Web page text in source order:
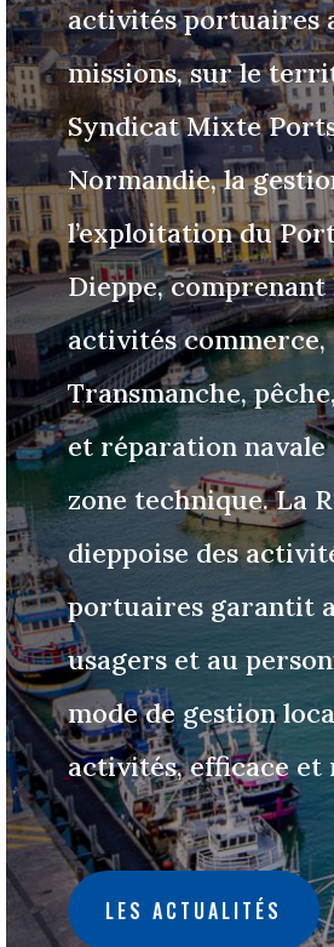
activités portuaires
missions, sur le
Syndicat Mixte
Normandie, la
l’exploitation du
Dieppe, comprenant
activités commerce,
Transmanche,
et réparation navale
zone technique. La
dieppoise des
portuaires garantit
usagers et au
mode de gestion
activités, efficace et
LES ACTUALITÉS